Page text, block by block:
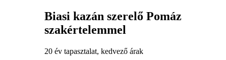
Biasi kazán szerelő Pomáz
szakértelemmel
20 év tapasztalat, kedvező árak